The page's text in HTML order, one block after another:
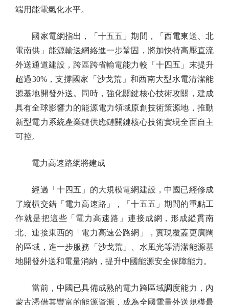
端用能電氣化水平。
國家電網指出，「十五五」期間，「西電東送、北
電南供」能源輸送網絡進一步鞏固，將加快特高壓直流
外送通道建設，跨區跨省輸電能力較「十四五」末提升
超過30%，支撐國家「沙戈荒」和西南大型水電清潔能
源基地開發外送。同時，強化關鍵核心技術攻關，建成
具有全球影響力的能源電力領域原創技術策源地，推動
新型電力系統產業鏈供應鏈關鍵核心技術實現全面自主
可控。
電力高速路網將建成
經過「十四五」的大規模電網建設，中國已經修成
了縱橫交錯「電力高速路」，「十五五」期間的重點工
作就是把這些「電力高速路」連接成網，形成縱貫南
北、連接東西的「電力高速公路網」，實現覆蓋更廣闊
的區域，進一步服務「沙戈荒」、水風光等清潔能源基
地開發外送和電量消納，提升中國能源安全保障能力。
當前，中國已具備成熟的電力跨區域調度能力，內
蒙古憑借其豐富的能源資源，成為全國電量外送規模最